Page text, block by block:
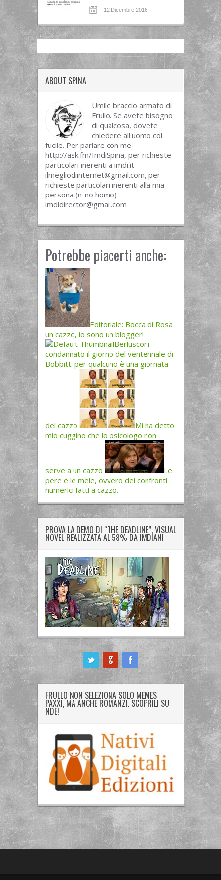
12 Dicembre 2016
ABOUT SPINA
Umile braccio armato di
Frullo. Se avete bisogno
di qualcosa, dovete
chiedere all'uomo col
fucile. Per parlare con me
http://ask.fm/ImdiSpina, per richieste
particolari inerenti a imdi.it
ilmegliodiinternet@gmail.com, per
richieste particolari inerenti alla mia
persona (n-no homo)
imdidirector@gmail.com
Potrebbe piacerti anche:
Editoriale: Bocca di Rosa
un cazzo, io sono un blogger!
Berlusconi
condannato il giorno del ventennale di
Bobbitt: per qualcuno è una giornata
del cazzo
Mi ha detto
mio cuggino che lo psicologo non
serve a un cazzo
Le
pere e le mele, ovvero dei confronti
numerici fatti a cazzo.
PROVA LA DEMO DI “THE DEADLINE”, VISUAL
NOVEL REALIZZATA AL 58% DA IMDIANI
FRULLO NON SELEZIONA SOLO MEMES
PAXXI, MA ANCHE ROMANZI. SCOPRILI SU
NDE!